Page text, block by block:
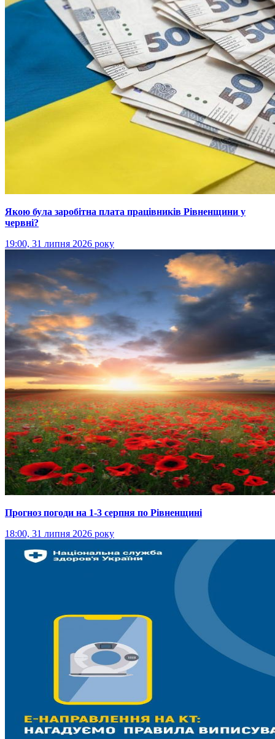
Якою була заробітна плата працівників Рівненщини у
червні?
19:00, 31 липня 2026 року
Прогноз погоди на 1-3 серпня по Рівненщині
18:00, 31 липня 2026 року